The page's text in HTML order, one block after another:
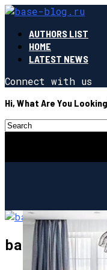
AUTHORS LIST
HOME
LATEST NEWS
Connect with us
Hi, What Are You
base-